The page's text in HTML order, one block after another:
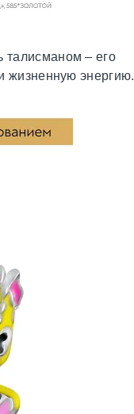
талисманом – его
жизненную энергию.